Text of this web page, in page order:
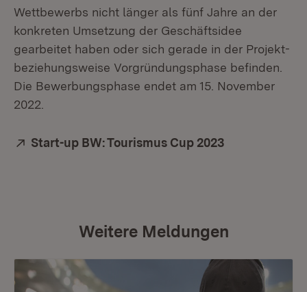
Wettbewerbs nicht länger als fünf Jahre an der
konkreten Umsetzung der Geschäftsidee
gearbeitet haben oder sich gerade in der Projekt-
beziehungsweise Vorgründungsphase befinden.
Die Bewerbungsphase endet am 15. November
2022.
Extern:
Start-up BW: Tourismus Cup 2023
Weitere Meldungen